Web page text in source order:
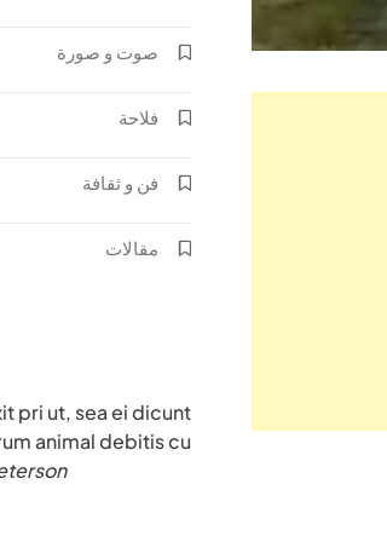
صوت و صورة
فلاحة
فن و ثقافة
مقالات
pri ut, sea ei dicunt
animal debitis cu